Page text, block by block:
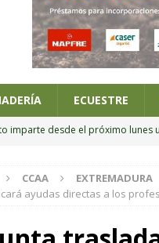
ECUESTRE
imparte desde el próximo
de posesión de los nuevos altos
seminario online sobre
CCAA EXTREMADURA
ayudas directas a los